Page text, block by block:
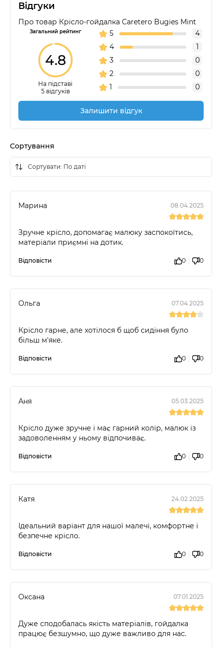
Відгуки
Про товар Крісло-гойдалка Caretero Bugies Mint
Загальний рейтинг
4.8
На підставі
5 відгуків
5
4
4
1
3
0
2
0
1
0
Залишити відгук
Сортування
Марина 08.04.2025
Зручне крісло, допомагає малюку заспокоїтись,
матеріали приємні на дотик.
Відповісти 0 0
Ольга 07.04.2025
Крісло гарне, але хотілося б щоб сидіння було
більш м'яке.
Відповісти 0 0
Аня 05.03.2025
Крісло дуже зручне і має гарний колір, малюк із
задоволенням у ньому відпочиває.
Відповісти 0 0
Катя 24.02.2025
Ідеальний варіант для нашої малечі, комфортне і
безпечне крісло.
Відповісти 0 0
Оксана 07.01.2025
Дуже сподобалась якість матеріалів, гойдалка
працює безшумно, що дуже важливо для нас.